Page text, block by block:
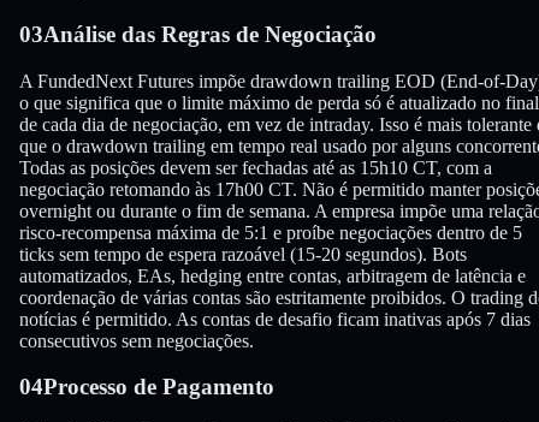
03Análise das Regras de Negociação
A FundedNext Futures impõe drawdown trailing EOD (End-of-
o que significa que o limite máximo de perda só é atualizado no final
de cada dia de negociação, em vez de intraday. Isso é mais tolerante
que o drawdown trailing em tempo real usado por alguns
Todas as posições devem ser fechadas até as 15h10 CT, com a
negociação retomando às 17h00 CT. Não é permitido manter
overnight ou durante o fim de semana. A empresa impõe uma
risco-recompensa máxima de 5:1 e proíbe negociações dentro de 5
ticks sem tempo de espera razoável (15-20 segundos). Bots
automatizados, EAs, hedging entre contas, arbitragem de latência e
coordenação de várias contas são estritamente proibidos. O trading
notícias é permitido. As contas de desafio ficam inativas após 7 dias
consecutivos sem negociações.
04Processo de Pagamento